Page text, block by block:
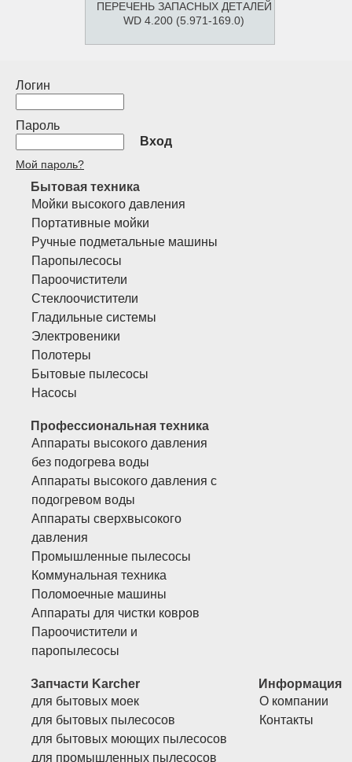
ПЕРЕЧЕНЬ ЗАПАСНЫХ ДЕТАЛЕЙ
WD 4.200 (5.971-169.0)
Логин
Пароль
Вход
Мой пароль?
Бытовая техника
Мойки высокого давления
Портативные мойки
Ручные подметальные машины
Паропылесосы
Пароочистители
Стеклоочистители
Гладильные системы
Электровеники
Полотеры
Бытовые пылесосы
Насосы
Профессиональная техника
Аппараты высокого давления
без подогрева воды
Аппараты высокого давления с
подогревом воды
Аппараты сверхвысокого
давления
Промышленные пылесосы
Коммунальная техника
Поломоечные машины
Аппараты для чистки ковров
Пароочистители и
паропылесосы
Запчасти Karcher
для бытовых моек
для бытовых пылесосов
для бытовых моющих пылесосов
для промышленных пылесосов
Информация
О компании
Контакты